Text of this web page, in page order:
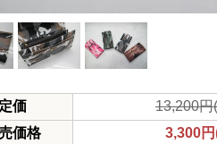
定価
13,200円
価格
3,300